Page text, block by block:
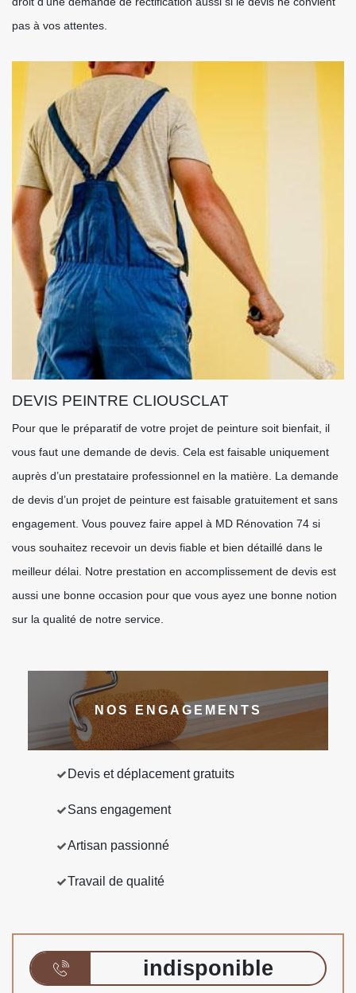
pas à vos attentes.
DEVIS PEINTRE CLIOUSCLAT
Pour que le préparatif de votre projet de peinture soit bienfait, il
vous faut une demande de devis. Cela est faisable uniquement
auprès d’un prestataire professionnel en la matière. La demande
de devis d’un projet de peinture est faisable gratuitement et sans
engagement. Vous pouvez faire appel à MD Rénovation 74 si
vous souhaitez recevoir un devis fiable et bien détaillé dans le
meilleur délai. Notre prestation en accomplissement de devis est
aussi une bonne occasion pour que vous ayez une bonne notion
sur la qualité de notre service.
NOS ENGAGEMENTS
Devis et déplacement gratuits
Sans engagement
Artisan passionné
Travail de qualité
indisponible